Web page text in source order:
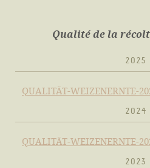
Qualité de la
2025
QUALITÄT-WEIZENERNTE-
2024
QUALITÄT-WEIZENERNTE-
2023